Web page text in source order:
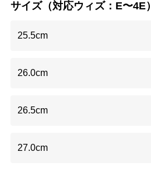
サイズ（対応ウィズ：E〜4E）
25.5cm
26.0cm
26.5cm
27.0cm